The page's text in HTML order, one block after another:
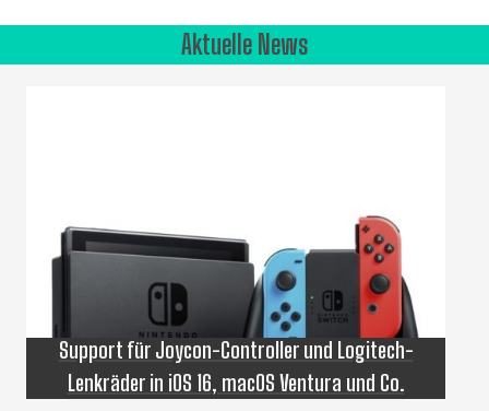
Aktuelle News
Support für Joycon-Controller und Logitech-
Lenkräder in iOS 16, macOS Ventura und Co.